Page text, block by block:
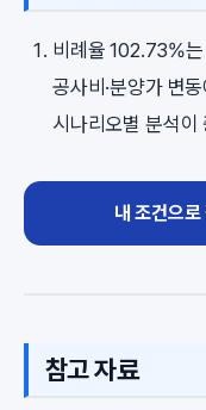
비례율 102.73%
공사비·분양가 변
시나리오별 분석이
내 조건으
참고 자료